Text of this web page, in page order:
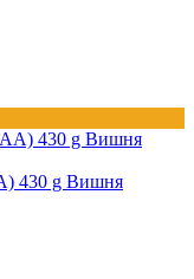
430 g Вишня